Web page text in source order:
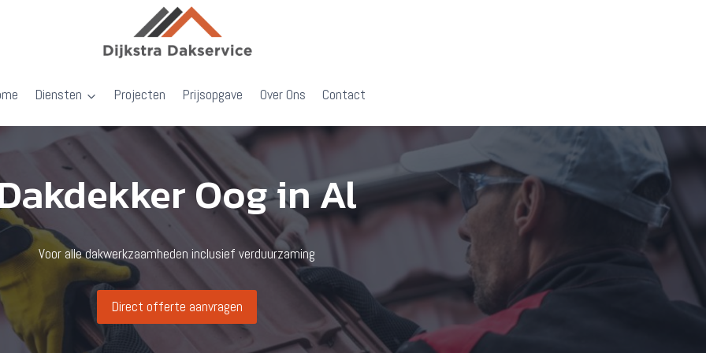
Diensten Projecten Prijsopgave Over Ons Contact
Oog in Al
Voor alle dakwerkzaamheden inclusief verduurzaming
Direct offerte aanvragen